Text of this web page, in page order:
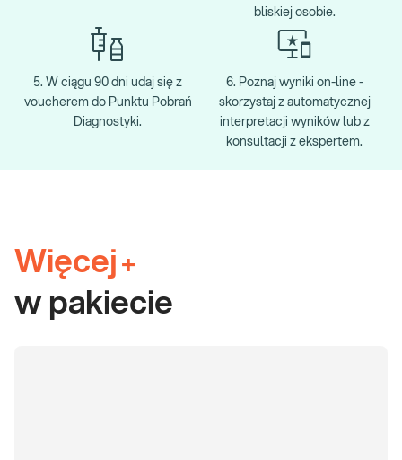
bliskiej osobie.
5. W ciągu 90 dni udaj się z
voucherem do Punktu Pobrań
Diagnostyki.
6. Poznaj wyniki on-line -
skorzystaj z automatycznej
interpretacji wyników lub z
konsultacji z ekspertem.
Więcej +
w pakiecie